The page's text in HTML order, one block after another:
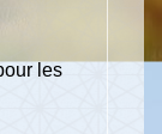
les